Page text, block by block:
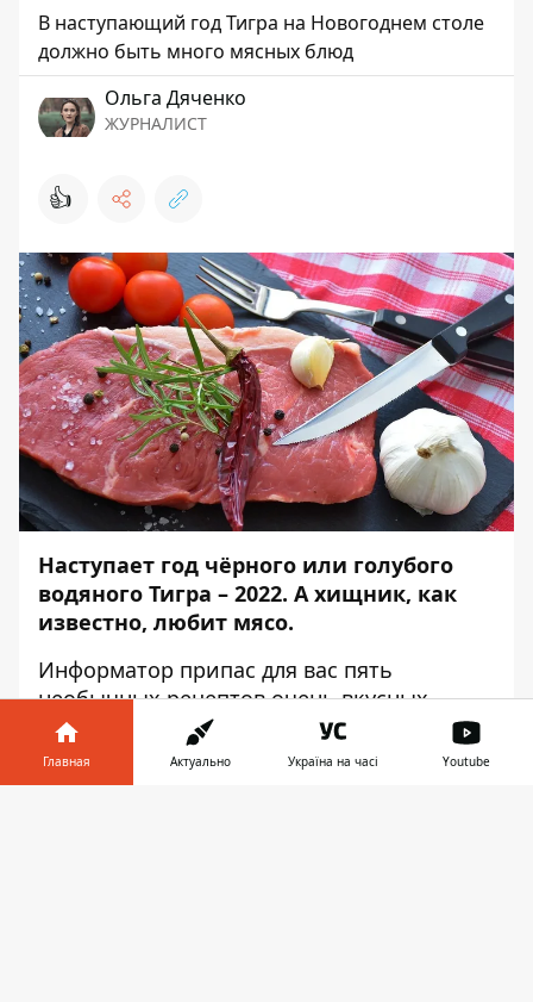
В наступающий год Тигра на Новогоднем столе
должно быть много мясных блюд
Ольга Дяченко
ЖУРНАЛИСТ
👍
Наступает год чёрного или голубого
водяного Тигра – 2022. А хищник, как
известно, любит мясо.
Информатор припас для вас пять
необычных рецептов очень вкусных
мясных блюд, наслаждайтесь!
Мясо по-французски
Главная Актуально Україна на часі Youtube